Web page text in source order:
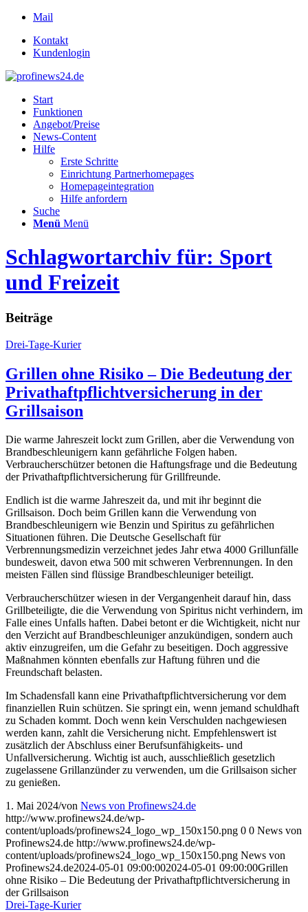
Mail
Kontakt
Kundenlogin
Start
Funktionen
Angebot/Preise
News-Content
Hilfe
Erste Schritte
Einrichtung Partnerhomepages
Homepageintegration
Hilfe anfordern
Suche
Menü Menü
Schlagwortarchiv für: Sport
und Freizeit
Beiträge
Drei-Tage-Kurier
Grillen ohne Risiko – Die Bedeutung der
Privathaftpflichtversicherung in der
Grillsaison
Die warme Jahreszeit lockt zum Grillen, aber die Verwendung von
Brandbeschleunigern kann gefährliche Folgen haben.
Verbraucherschützer betonen die Haftungsfrage und die Bedeutung
der Privathaftpflichtversicherung für Grillfreunde.
Endlich ist die warme Jahreszeit da, und mit ihr beginnt die
Grillsaison. Doch beim Grillen kann die Verwendung von
Brandbeschleunigern wie Benzin und Spiritus zu gefährlichen
Situationen führen. Die Deutsche Gesellschaft für
Verbrennungsmedizin verzeichnet jedes Jahr etwa 4000 Grillunfälle
bundesweit, davon etwa 500 mit schweren Verbrennungen. In den
meisten Fällen sind flüssige Brandbeschleuniger beteiligt.
Verbraucherschützer wiesen in der Vergangenheit darauf hin, dass
Grillbeteiligte, die die Verwendung von Spiritus nicht verhindern, im
Falle eines Unfalls haften. Dabei betont er die Wichtigkeit, nicht nur
den Verzicht auf Brandbeschleuniger anzukündigen, sondern auch
aktiv einzugreifen, um die Gefahr zu beseitigen. Doch aggressive
Maßnahmen könnten ebenfalls zur Haftung führen und die
Freundschaft belasten.
Im Schadensfall kann eine Privathaftpflichtversicherung vor dem
finanziellen Ruin schützen. Sie springt ein, wenn jemand schuldhaft
zu Schaden kommt. Doch wenn kein Verschulden nachgewiesen
werden kann, zahlt die Versicherung nicht. Empfehlenswert ist
zusätzlich der Abschluss einer Berufsunfähigkeits- und
Unfallversicherung. Wichtig ist auch, ausschließlich gesetzlich
zugelassene Grillanzünder zu verwenden, um die Grillsaison sicher
zu genießen.
1. Mai 2024/von News von Profinews24.de
http://www.profinews24.de/wp-
content/uploads/profinews24_logo_wp_150x150.png 0 0 News von
Profinews24.de http://www.profinews24.de/wp-
content/uploads/profinews24_logo_wp_150x150.png News von
Profinews24.de2024-05-01 09:00:002024-05-01 09:00:00Grillen
ohne Risiko – Die Bedeutung der Privathaftpflichtversicherung in
der Grillsaison
Drei-Tage-Kurier